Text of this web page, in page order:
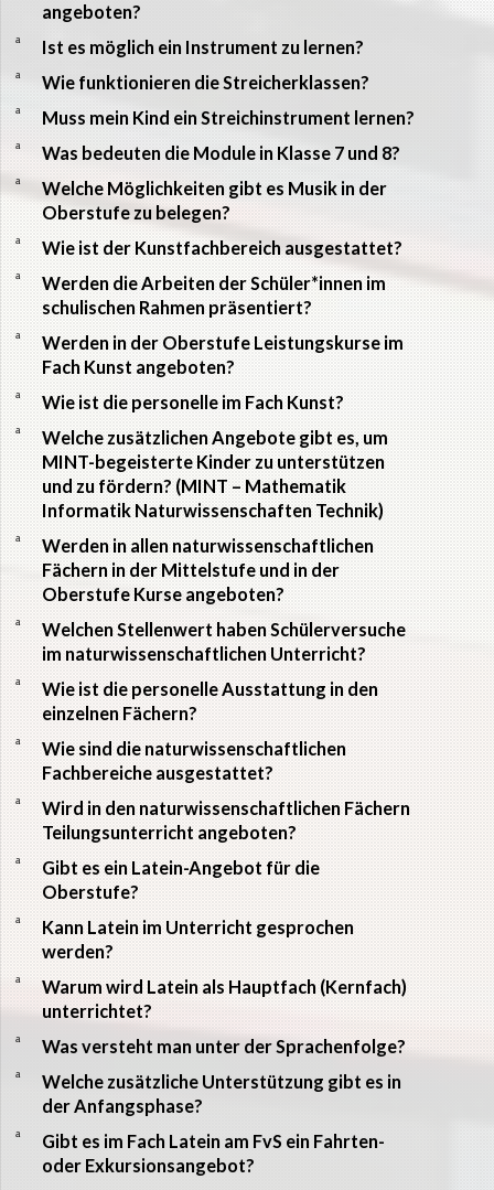
angeboten?
a Ist es möglich ein Instrument zu lernen?
a Wie funktionieren die Streicherklassen?
a Muss mein Kind ein Streichinstrument lernen?
a Was bedeuten die Module in Klasse 7 und 8?
a
Welche Möglichkeiten gibt es Musik in der
Oberstufe zu belegen?
a Wie ist der Kunstfachbereich ausgestattet?
a
Werden die Arbeiten der Schüler*innen im
schulischen Rahmen präsentiert?
a
Werden in der Oberstufe Leistungskurse im
Fach Kunst angeboten?
a Wie ist die personelle im Fach Kunst?
a
Welche zusätzlichen Angebote gibt es, um
MINT-begeisterte Kinder zu unterstützen
und zu fördern? (MINT – Mathematik
Informatik Naturwissenschaften Technik)
a
Werden in allen naturwissenschaftlichen
Fächern in der Mittelstufe und in der
Oberstufe Kurse angeboten?
a
Welchen Stellenwert haben Schülerversuche
im naturwissenschaftlichen Unterricht?
a
Wie ist die personelle Ausstattung in den
einzelnen Fächern?
a
Wie sind die naturwissenschaftlichen
Fachbereiche ausgestattet?
a
Wird in den naturwissenschaftlichen Fächern
Teilungsunterricht angeboten?
a
Gibt es ein Latein-Angebot für die
Oberstufe?
a
Kann Latein im Unterricht gesprochen
werden?
a
Warum wird Latein als Hauptfach (Kernfach)
unterrichtet?
a Was versteht man unter der Sprachenfolge?
a
Welche zusätzliche Unterstützung gibt es in
der Anfangsphase?
a
Gibt es im Fach Latein am FvS ein Fahrten-
oder Exkursionsangebot?